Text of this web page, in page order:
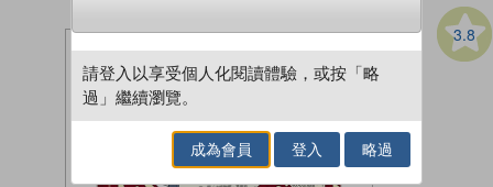
3.8
請登入以享受個人化閱讀體驗，或按「略
過」繼續瀏覽。
成為會員 登入 略過